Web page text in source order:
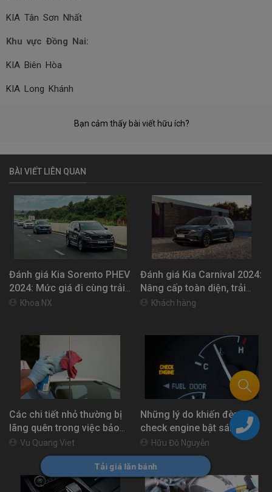
KIA Tân Sơn Nhất
Khu vực Đồng Nai:
KIA Biên Hòa
KIA Long Khánh
Bạn cảm thấy bài viết hữu ích?
BÀI VIẾT LIÊN QUAN
Đánh giá Kia Sorento PHEV
2024: Mức giá đi cùng trải
nghiệm vận hành khác biệt
Khoa NX
Đánh giá Kia Carnival 2024:
Nâng cấp toàn diện, trải
nghiệm xứng tầm
Khách hàng
Các chi tiết nhỏ thường bị
lãng quên trong việc bảo
dưỡng xe ô tô
Vu Quang Viet
Những lý do khiến đèn
check engine bật sáng
Hữu Đô Nguyễn
Tải giá lăn bánh